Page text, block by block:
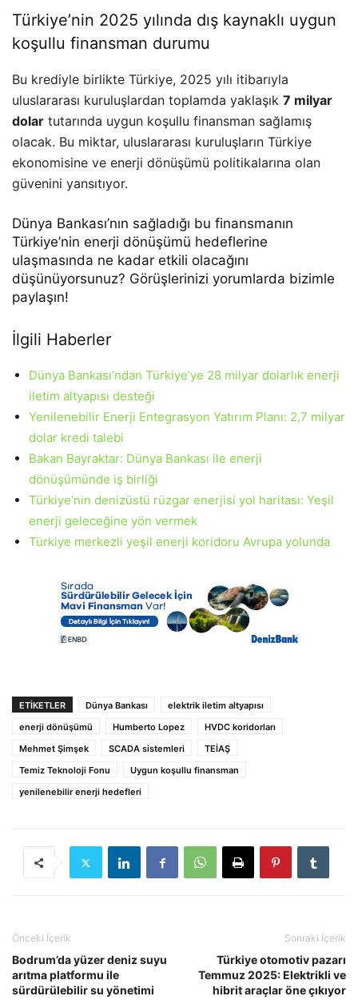
Türkiye’nin 2025 yılında dış kaynaklı uygun
koşullu finansman durumu
Bu krediyle birlikte Türkiye, 2025 yılı itibarıyla
uluslararası kuruluşlardan toplamda yaklaşık 7 milyar
dolar tutarında uygun koşullu finansman sağlamış
olacak. Bu miktar, uluslararası kuruluşların Türkiye
ekonomisine ve enerji dönüşümü politikalarına olan
güvenini yansıtıyor.
Dünya Bankası’nın sağladığı bu finansmanın
Türkiye’nin enerji dönüşümü hedeflerine
ulaşmasında ne kadar etkili olacağını
düşünüyorsunuz? Görüşlerinizi yorumlarda bizimle
paylaşın!
İlgili Haberler
Dünya Bankası’ndan Türkiye’ye 28 milyar dolarlık enerji
iletim altyapısı desteği
Yenilenebilir Enerji Entegrasyon Yatırım Planı: 2,7 milyar
dolar kredi talebi
Bakan Bayraktar: Dünya Bankası ile enerji
dönüşümünde iş birliği
Türkiye’nin denizüstü rüzgar enerjisi yol haritası: Yeşil
enerji geleceğine yön vermek
Türkiye merkezli yeşil enerji koridoru Avrupa yolunda
ETIKETLER Dünya Bankası
elektrik iletim altyapısı
enerji dönüşümü
Humberto Lopez
HVDC koridorları
Mehmet Şimşek
SCADA sistemleri
TEİAŞ
Temiz Teknoloji Fonu
Uygun koşullu finansman
yenilenebilir enerji hedefleri
Önceki İçerik
Bodrum’da yüzer deniz suyu
arıtma platformu ile
sürdürülebilir su yönetimi
Sonraki İçerik
Türkiye otomotiv pazarı
Temmuz 2025: Elektrikli ve
hibrit araçlar öne çıkıyor